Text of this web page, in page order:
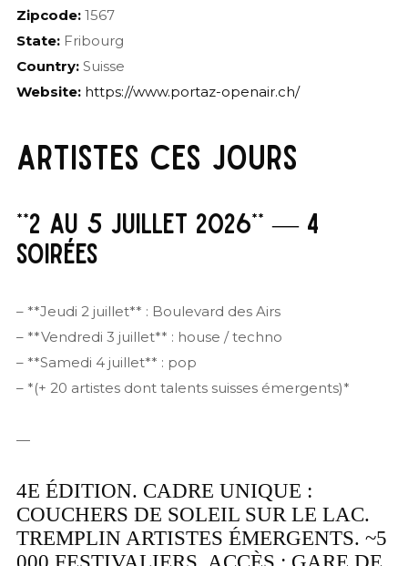
Zipcode:1567
State:Fribourg
Country:Suisse
Website: https://www.portaz-openair.ch/
ARTISTES CES JOURS
**2 AU 5 JUILLET 2026** — 4
SOIRÉES
– **Jeudi 2 juillet** : Boulevard des Airs
– **Vendredi 3 juillet** : house / techno
– **Samedi 4 juillet** : pop
– *(+ 20 artistes dont talents suisses émergents)*
—
4E ÉDITION. CADRE UNIQUE :
COUCHERS DE SOLEIL SUR LE LAC.
TREMPLIN ARTISTES ÉMERGENTS. ~5